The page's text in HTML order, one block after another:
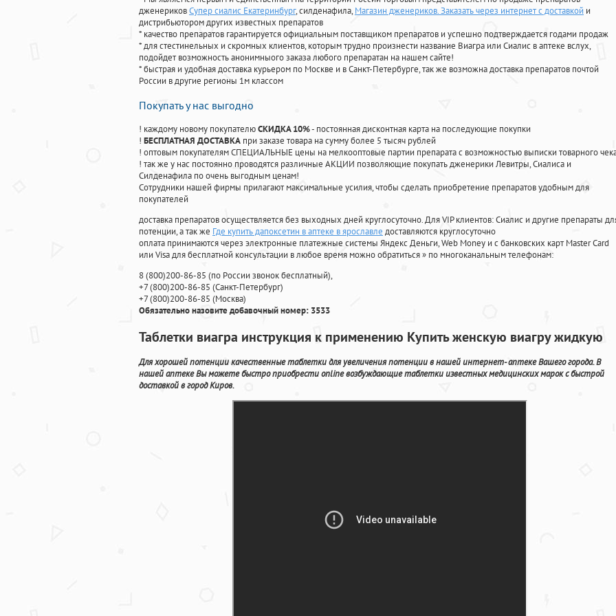
дженериковСупер сиалис Екатеринбург, силденафила, Магазин дженериков. Заказать через интернет с доставкой и
дистрибьютором других известных препаратов
* качество препаратов гарантируется официальным поставщиком препаратов и успешно подтверждается годами продаж
* для стестинельных и скромных клиентов, которым трудно произнести название Виагра или Сиалис в аптеке вслух,
подойдет возможность анонимныого заказа любого препаратан на нашем сайте!
* быстрая и удобная доставка курьером по Москве и в Санкт-Петербурге, так же возможна доставка препаратов почтой
России в другие регионы 1м классом
Покупать у нас выгодно
! каждому новому покупателюСКИДКА 10%- постоянная дисконтная карта на последующие покупки
! БЕСПЛАТНАЯ ДОСТАВКА при заказе товара на сумму более 5 тысяч рублей
! оптовым покупателям СПЕЦИАЛЬНЫЕ цены на мелкооптовые партии препарата с возможностью выписки товарного
! так же у нас постоянно проводятся различные АКЦИИ позволяющие покупать дженерики Левитры, Сиалиса и
Силденафила по очень выгодным ценам!
Cотрудники нашей фирмы прилагают максимальные усилия, чтобы сделать приобретение препаратов удобным для
покупателей
доставка препаратов осуществляется без выходных дней круглосуточно. Для VIP клиентов: Сиалис и другие препараты
потенции, а так же Где купить дапоксетин в аптеке в ярославле доставляются круглосуточно
оплата принимаются через электронные платежные системы Яндекс Деньги, Web Money и с банковских карт Master Card
или Visa для бесплатной консультации в любое время можно обратиться» по многоканальным телефонам:
8(800)200-86-85 (по России звонок бесплатный),
+7(800)200-86-85 (Санкт-Петербург)
+7(800)200-86-85 (Москва)
Обязательно назовите добавочный номер: 3533
Таблетки виагра инструкция к применению Купить женскую виагру жидкую
Для хорошей потенции качественные таблетки для увеличения потенции в нашей интернет- аптеке Вашего города. В
нашей аптеке Вы можете быстро приобрести online возбуждающие таблетки известных медицинских марок с быстрой
доставкой в город Киров.